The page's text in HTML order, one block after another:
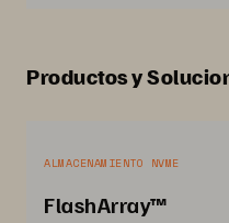
Productos y
ALMACENAMIENTO NVME
FlashArray™